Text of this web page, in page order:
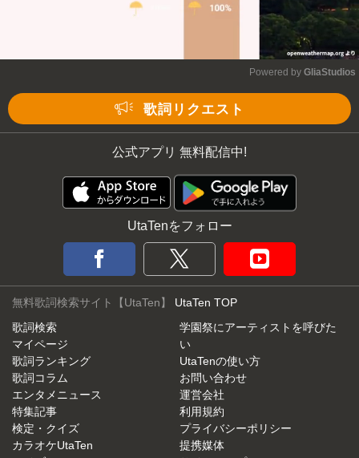
Powered by GliaStudios
歌詞リクエスト
公式アプリ 無料配信中!
UtaTenをフォロー
無料歌詞検索サイト【UtaTen】 UtaTen TOP
歌詞検索
マイページ
歌詞ランキング
歌詞コラム
エンタメニュース
特集記事
検定・クイズ
カラオケUtaTen
学園祭にアーティストを呼びた
い
UtaTenの使い方
お問い合わせ
運営会社
利用規約
プライバシーポリシー
提携媒体